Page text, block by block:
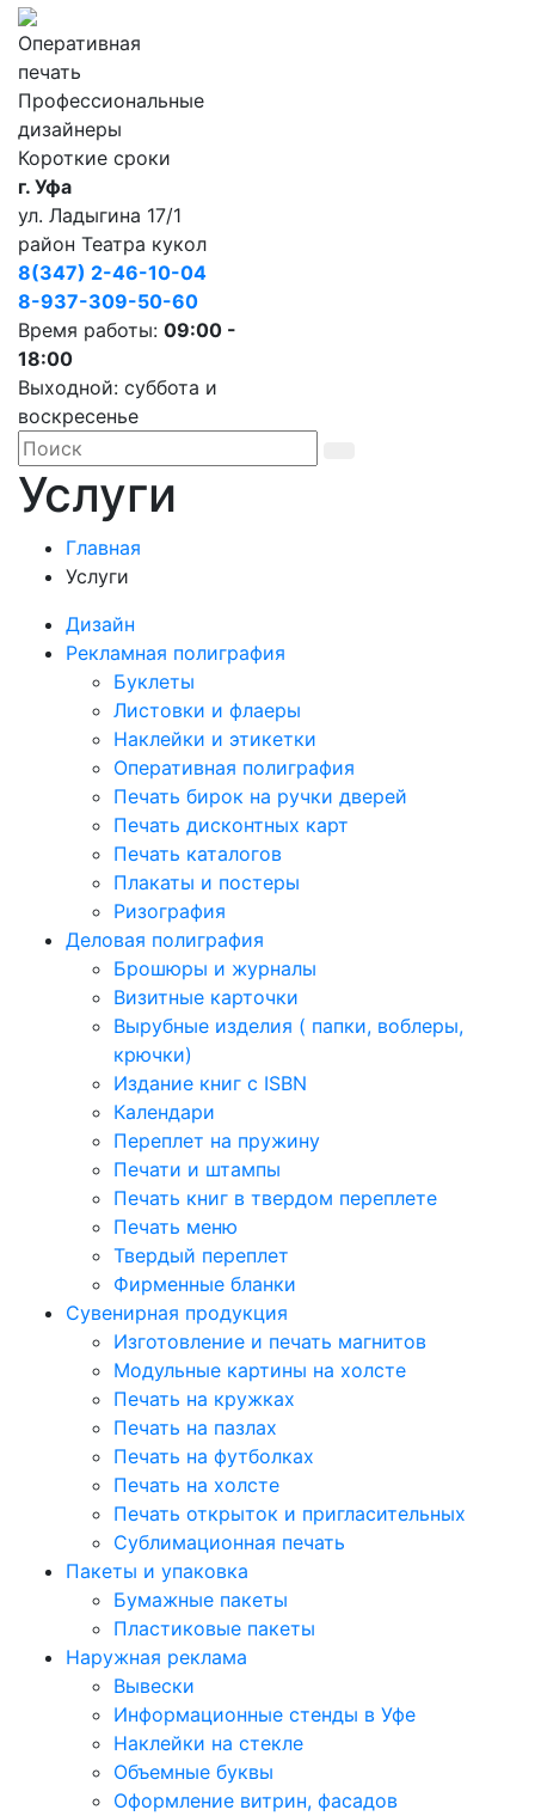
Оперативная
печать
Профессиональные
дизайнеры
Короткие сроки
г. Уфа
ул. Ладыгина 17/1
район Театра кукол
8(347) 2-46-10-04
8-937-309-50-60
Время работы: 09:00 -
18:00
Выходной: суббота и
воскресенье
Услуги
Главная
Услуги
Дизайн
Рекламная полиграфия
Буклеты
Листовки и флаеры
Наклейки и этикетки
Оперативная полиграфия
Печать бирок на ручки дверей
Печать дисконтных карт
Печать каталогов
Плакаты и постеры
Ризография
Деловая полиграфия
Брошюры и журналы
Визитные карточки
Вырубные изделия ( папки, воблеры,
крючки)
Издание книг с ISBN
Календари
Переплет на пружину
Печати и штампы
Печать книг в твердом переплете
Печать меню
Твердый переплет
Фирменные бланки
Сувенирная продукция
Изготовление и печать магнитов
Модульные картины на холсте
Печать на кружках
Печать на пазлах
Печать на футболках
Печать на холсте
Печать открыток и пригласительных
Сублимационная печать
Пакеты и упаковка
Бумажные пакеты
Пластиковые пакеты
Наружная реклама
Вывески
Информационные стенды в Уфе
Наклейки на стекле
Объемные буквы
Оформление витрин, фасадов